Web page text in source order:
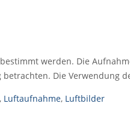
werden. Die
Die Verwendung
Luftaufnahme, Luftbilder